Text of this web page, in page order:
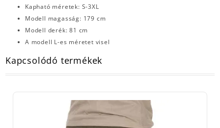
Kapható méretek: S-3XL
Modell magasság: 179 cm
Modell derék: 81 cm
A modell L-es méretet visel
Kapcsolódó termékek